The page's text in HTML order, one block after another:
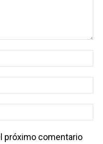
próximo comentario